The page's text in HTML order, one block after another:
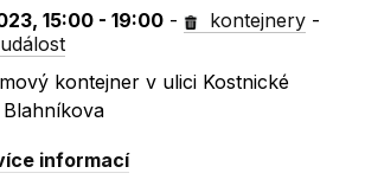
15:00 - 19:00 - kontejnery -
kontejner v ulici Kostnické
informací